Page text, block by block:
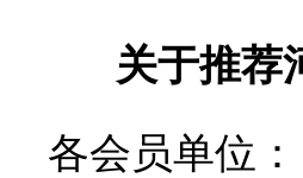
关于推荐
各会员单位：